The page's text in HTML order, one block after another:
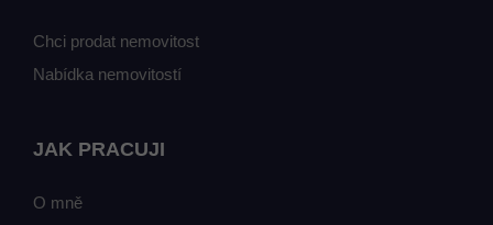
Chci prodat nemovitost
Nabídka nemovitostí
JAK PRACUJI
O mně